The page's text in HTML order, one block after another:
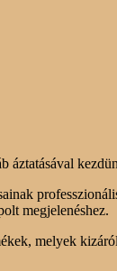
megjelenéshez.
melyek